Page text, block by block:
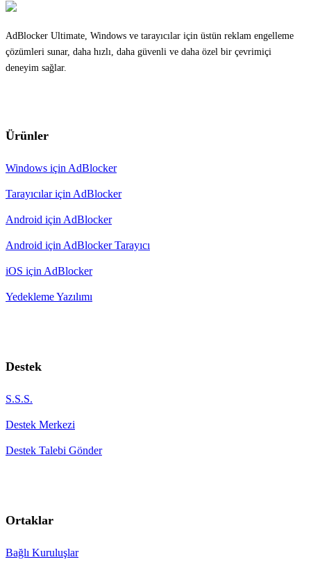
AdBlocker Ultimate, Windows ve tarayıcılar için üstün reklam engelleme
çözümleri sunar, daha hızlı, daha güvenli ve daha özel bir çevrimiçi
deneyim sağlar.
Ürünler
Windows için AdBlocker
Tarayıcılar için AdBlocker
Android için AdBlocker
Android için AdBlocker Tarayıcı
iOS için AdBlocker
Yedekleme Yazılımı
Destek
S.S.S.
Destek Merkezi
Destek Talebi Gönder
Ortaklar
Bağlı Kuruluşlar